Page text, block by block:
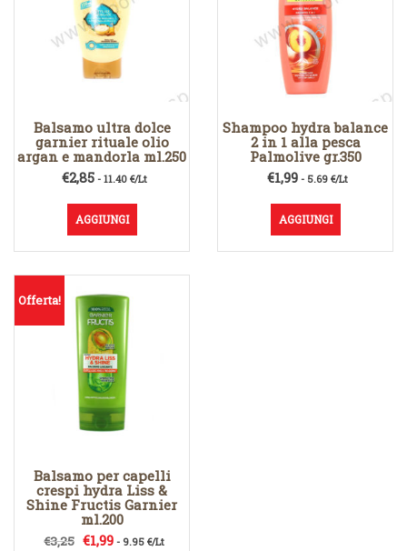
Balsamo ultra dolce
garnier rituale olio
argan e mandorla ml.250
€2,85- 11.40 €/Lt
AGGIUNGI
Shampoo hydra balance
2 in 1 alla pesca
Palmolive gr.350
€1,99 - 5.69 €/Lt
AGGIUNGI
Offerta!
Balsamo per capelli
crespi hydra Liss &
Shine Fructis Garnier
ml.200
€3,25 Il
€1,99Il- 9.95 €/Lt